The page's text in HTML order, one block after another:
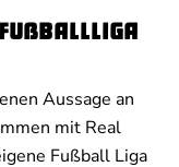
Fußballliga
Aussage an
mit Real
Fußball Liga